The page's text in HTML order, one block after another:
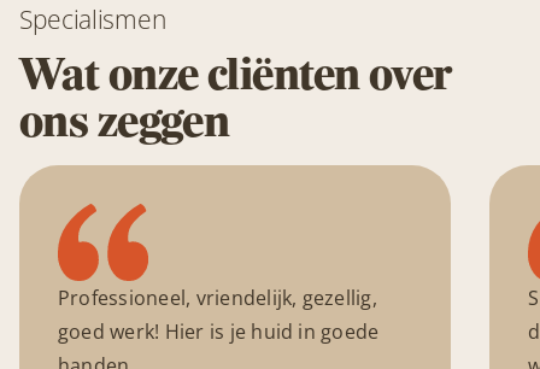
Specialismen
Wat onze cliënten over
ons zeggen
Professioneel, vriendelijk, gezellig,
goed werk! Hier is je huid in goede